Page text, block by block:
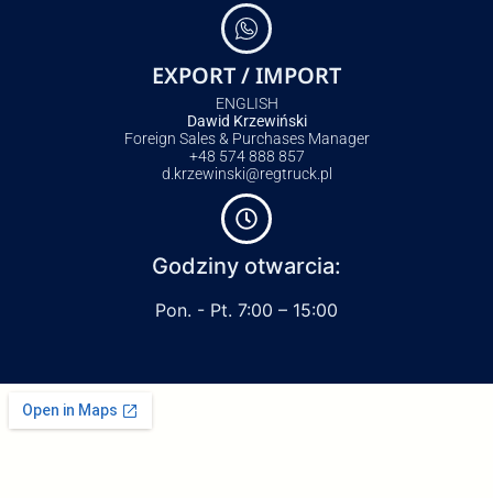
EXPORT / IMPORT
ENGLISH
Dawid Krzewiński
Foreign Sales & Purchases Manager
+48 574 888 857
d.krzewinski@regtruck.pl
Godziny otwarcia:
Pon. - Pt. 7:00 – 15:00